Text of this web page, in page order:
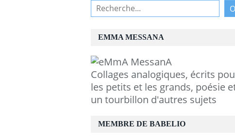
EMMA MESSANA
Collages analogiques, écrits
les petits et les grands, poésie
un tourbillon d'autres sujets
MEMBRE DE BABELIO